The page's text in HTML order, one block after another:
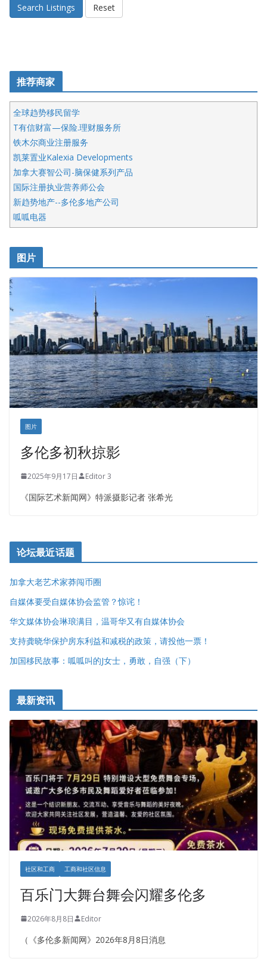
Search Listings Reset
推荐商家
全球趋势移民留学
T有信财富—保险.理财服务所
铁木尔商业注册服务
凯莱置业Kalexia Developments
加拿大赛智公司-脑保健系列产品
国际注册执业营养师公会
新趋势地产--多伦多地产公司
呱呱电器
皇后金融集团
铁木尔商业注册服务
图片
图片
多伦多初秋掠影
2025年9月17日 Editor 3
《国际艺术新闻网》特派摄影记者 张希光
论坛最近话题
加拿大老艺术家莽闯币圈
自媒体要受自媒体协会监管？惊诧！
华文媒体协会琳琅满目，温哥华又有自媒体协会
支持龚晓华保护房东利益和减税的政策，请投他一票！
加国移民故事：呱呱叫的J女士，勇敢，自强（下）
最新资讯
社区和工商 工商和社区信息
百乐门大舞台舞会闪耀多伦多
2026年8月8日 Editor
（《多伦多新闻网》2026年8月8日消息